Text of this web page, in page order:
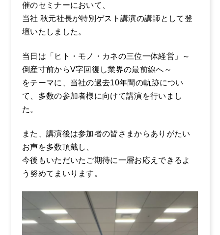
採用情報
まるだいの取り組
み
キャリア採用のご
１
社員インタビュー
よくある質問
0465-37-
8611
催のセミナーにおいて、
当社 秋元社長が特別ゲスト講演の講師として登
壇いたしました。
当日は「ヒト・モノ・カネの三位一体経営」～
倒産寸前からV字回復し業界の最前線へ～
をテーマに、当社の過去10年間の軌跡につい
て、多数の参加者様に向けて講演を行いまし
た。
また、講演後は参加者の皆さまからありがたい
お声を多数頂戴し、
今後もいただいたご期待に一層お応えできるよ
う努めてまいります。